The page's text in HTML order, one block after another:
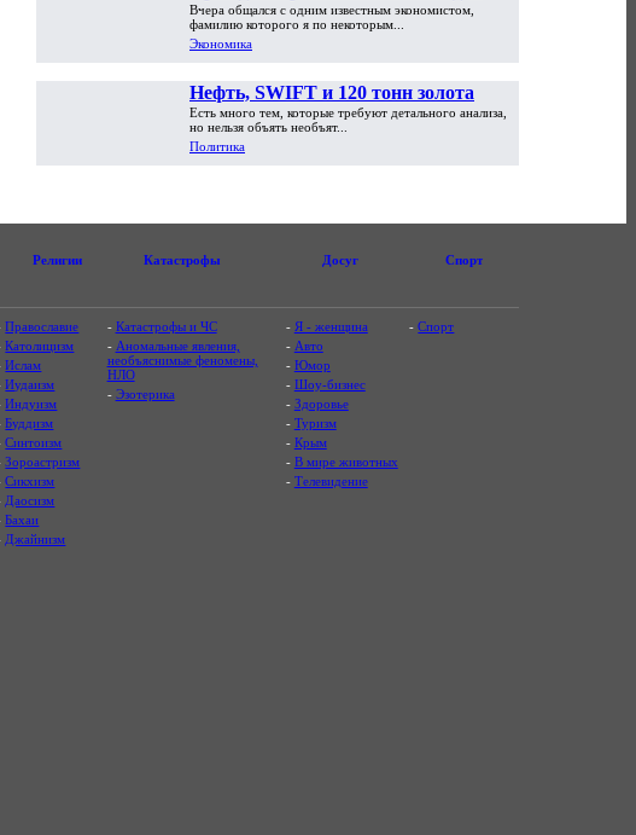
пути обрушения
Вчера общался с одним известным экономистом,
фамилию которого я по некоторым...
Экономика
Нефть, SWIFT и 120 тонн золота
Есть много тем, которые требуют детального анализа,
но нельзя объять необъят...
Политика
Религии Катастрофы Досуг Спорт
Православие
Католицизм
Ислам
Иудаизм
Индуизм
Буддизм
Синтоизм
Зороастризм
Сикхизм
Даосизм
Бахаи
Джайнизм
- Катастрофы и ЧС
- Аномальные явления,
необъяснимые феномены,
НЛО
- Эзотерика
- Я - женщина
- Авто
- Юмор
- Шоу-бизнес
- Здоровье
- Туризм
- Крым
- В мире животных
- Телевидение
-Спорт